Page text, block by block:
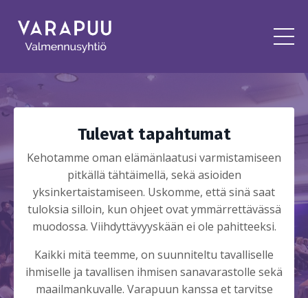
Tulevat tapahtumat
Kehotamme oman elämänlaatusi varmistamiseen
pitkällä tähtäimellä, sekä asioiden
yksinkertaistamiseen. Uskomme, että sinä saat
tuloksia silloin, kun ohjeet ovat ymmärrettävässä
muodossa. Viihdyttävyyskään ei ole pahitteeksi.
Kaikki mitä teemme, on suunniteltu tavalliselle
ihmiselle ja tavallisen ihmisen sanavarastolle sekä
maailmankuvalle. Varapuun kanssa et tarvitse